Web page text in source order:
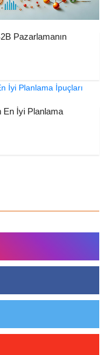
Pazarlamanın
En İyi Planlama